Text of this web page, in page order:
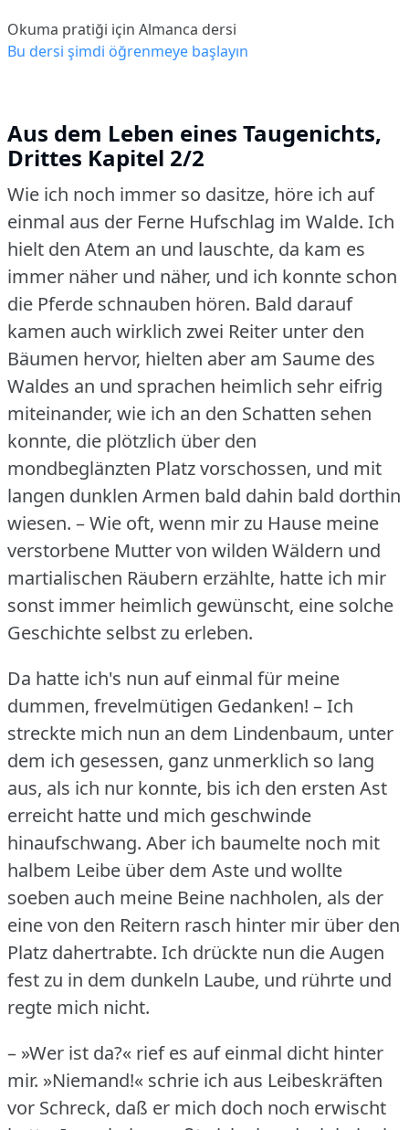
Okuma pratiği için Almanca dersi
Bu dersi şimdi öğrenmeye başlayın
Aus dem Leben eines Taugenichts,
Drittes Kapitel 2/2
Wie ich noch immer so dasitze, höre ich auf
einmal aus der Ferne Hufschlag im Walde. Ich
hielt den Atem an und lauschte, da kam es
immer näher und näher, und ich konnte schon
die Pferde schnauben hören. Bald darauf
kamen auch wirklich zwei Reiter unter den
Bäumen hervor, hielten aber am Saume des
Waldes an und sprachen heimlich sehr eifrig
miteinander, wie ich an den Schatten sehen
konnte, die plötzlich über den
mondbeglänzten Platz vorschossen, und mit
langen dunklen Armen bald dahin bald dorthin
wiesen. – Wie oft, wenn mir zu Hause meine
verstorbene Mutter von wilden Wäldern und
martialischen Räubern erzählte, hatte ich mir
sonst immer heimlich gewünscht, eine solche
Geschichte selbst zu erleben.
Da hatte ich's nun auf einmal für meine
dummen, frevelmütigen Gedanken! – Ich
streckte mich nun an dem Lindenbaum, unter
dem ich gesessen, ganz unmerklich so lang
aus, als ich nur konnte, bis ich den ersten Ast
erreicht hatte und mich geschwinde
hinaufschwang. Aber ich baumelte noch mit
halbem Leibe über dem Aste und wollte
soeben auch meine Beine nachholen, als der
eine von den Reitern rasch hinter mir über den
Platz dahertrabte. Ich drückte nun die Augen
fest zu in dem dunkeln Laube, und rührte und
regte mich nicht.
– »Wer ist da?« rief es auf einmal dicht hinter
mir. »Niemand!« schrie ich aus Leibeskräften
vor Schreck, daß er mich doch noch erwischt